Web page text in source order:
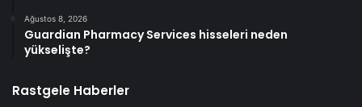
Ağustos 8, 2026
Guardian Pharmacy Services hisseleri neden
yükselişte?
Rastgele Haberler